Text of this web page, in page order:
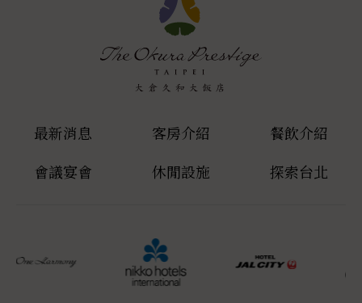
最新消息 客房介紹 餐飲介紹
會議宴會 休閒設施 探索台北